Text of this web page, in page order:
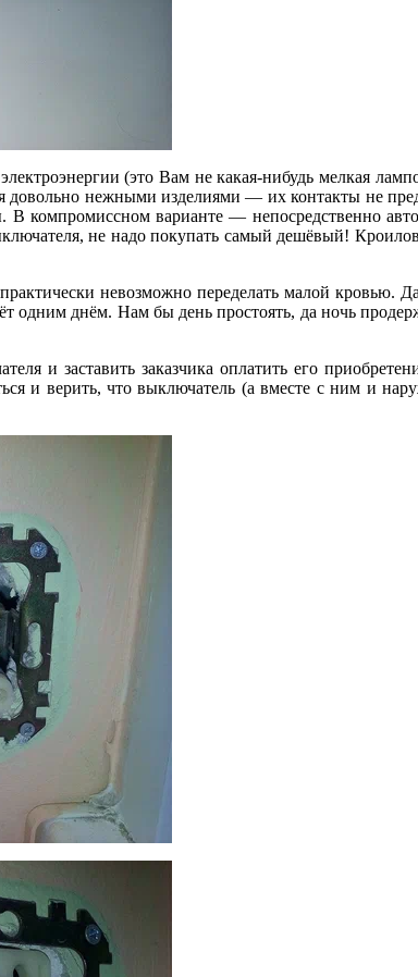
(это Вам не какая-нибудь мелкая
нежными изделиями — их контакты не
В компромиссном варианте — непосредственно
не надо покупать самый дешёвый!
невозможно переделать малой кровью.
одним днём. Нам бы день простоять, да ночь
и заставить заказчика оплатить его
и верить, что выключатель (а вместе с ним и